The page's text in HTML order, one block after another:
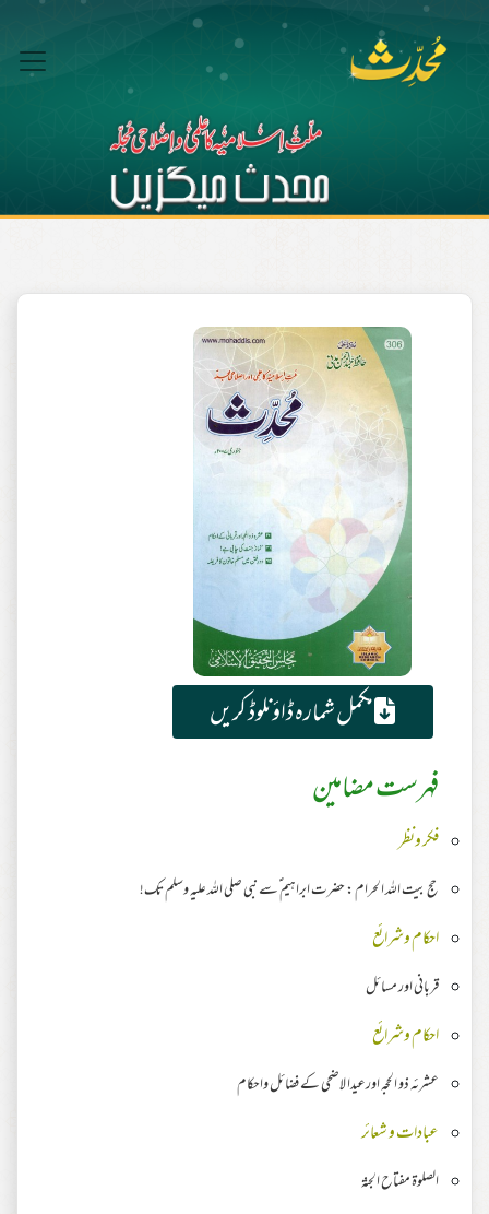
مکمل شمارہ ڈاؤنلوڈ کریں
فہرست مضامین
فکر ونظر
حج بیت اللہ الحرام : حضرت ابراہیم ؑسے نبی صلی اللہ علیہ وسلم تک!
احکام وشرائع
قربانی اور مسائل
احکام وشرائع
عشرئہ ذو الحجہ اورعیدا لاضحی کے فضائل واحکام
عبادات و شعائر
الصلوۃ مفتاح الجنۃ